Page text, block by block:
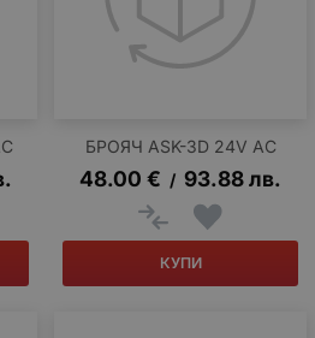
БРОЯЧ ASK-3D 24V AC
48.00 € / 93.88лв.
КУПИ